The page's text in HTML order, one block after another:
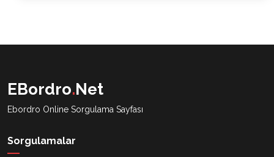
EBordro.Net
Ebordro Online Sorgulama Sayfası
Sorgulamalar